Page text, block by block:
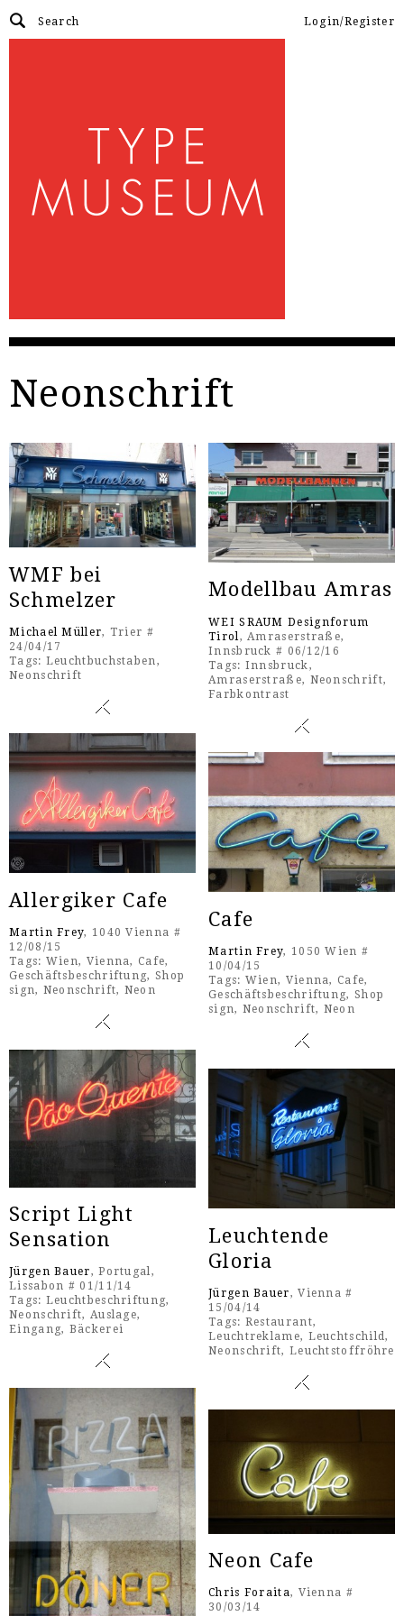
Login/Register
Neonschrift
WMF bei
Schmelzer
Michael Müller, Trier #
24/04/17
Tags: Leuchtbuchstaben ,
Neonschrift
Modellbau Amras
WEI SRAUM Designforum
Tirol , Amraserstraße,
Innsbruck # 06/12/16
Tags: Innsbruck ,
Amraserstraße, Neonschrift,
Farbkontrast
Allergiker Cafe
Martin Frey, 1040 Vienna #
12/08/15
Tags: Wien, Vienna, Cafe,
Geschäftsbeschriftung, Shop
sign, Neonschrift, Neon
Cafe
Martin Frey, 1050 Wien #
10/04/15
Tags: Wien, Vienna, Cafe,
Geschäftsbeschriftung, Shop
sign, Neonschrift, Neon
Script Light
Sensation
Jürgen Bauer, Portugal,
Lissabon # 01/11/14
Tags: Leuchtbeschriftung,
Neonschrift, Auslage,
Eingang, Bäckerei
Leuchtende
Gloria
Jürgen Bauer, Vienna #
15/04/14
Tags: Restaurant,
Leuchtreklame, Leuchtschild,
Neonschrift, Leuchtstoffröhre
Neon Cafe
Chris Foraita, Vienna #
30/03/14